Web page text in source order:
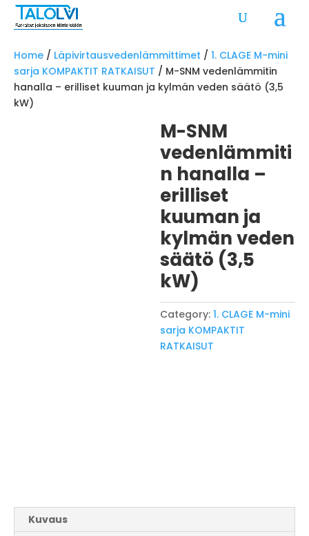
Home / Läpivirtausvedenlämmittimet / 1. CLAGE M-mini
sarja KOMPAKTIT RATKAISUT / M-SNM vedenlämmitin
hanalla – erilliset kuuman ja kylmän veden säätö (3,5
kW)
M-SNM
vedenlämmiti
n hanalla –
erilliset
kuuman ja
kylmän veden
säätö (3,5
kW)
Category:1. CLAGE M-mini
sarja KOMPAKTIT
RATKAISUT
Kuvaus